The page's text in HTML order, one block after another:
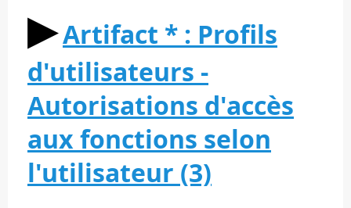
▶︎Artifact * : Profils
d'utilisateurs -
Autorisations d'accès
aux fonctions selon
l'utilisateur (3)